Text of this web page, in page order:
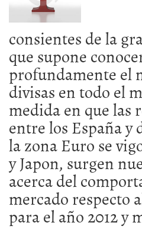
consientes de la
que supone
profundamente el
divisas en todo el
medida en que las
entre los España y
la zona Euro se
y Japon, surgen
acerca del
mercado respecto
para el año 2012 y